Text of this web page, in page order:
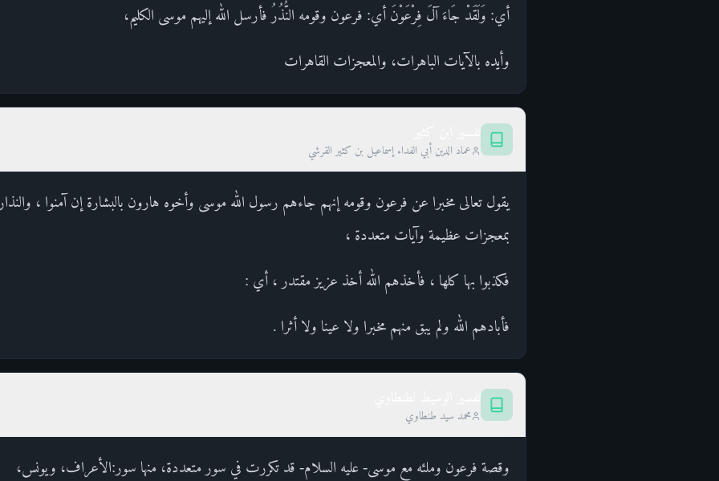
أي: وَلَقَدْ جَاءَ آلَ فِرْعَوْنَ أي: فرعون وقومه النُّذُرُ فأرسل الله إليهم موسى الكليم،
وأيده بالآيات الباهرات، والمعجزات القاهرات
عماد الدين أبي الفداء إسماعيل بن كثير القرشي
يقول تعالى مخبرا عن فرعون وقومه إنهم جاءهم رسول الله موسى وأخوه هارون بالبشارة إن آمنوا ،
بمعجزات عظيمة وآيات متعددة ،
فكذبوا بها كلها ، فأخذهم الله أخذ عزيز مقتدر ، أي :
فأبادهم الله ولم يبق منهم مخبرا ولا عينا ولا أثرا .
محمد سيد طنطاوي
وقصة فرعون وملئه مع موسى- عليه السلام- قد تكررت في سور متعددة، منها سور:الأعراف، ويونس،